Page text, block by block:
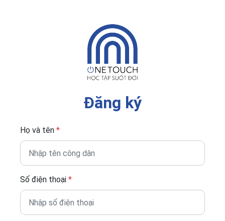
Đăng ký
Họ và tên *
Số điện thoại *